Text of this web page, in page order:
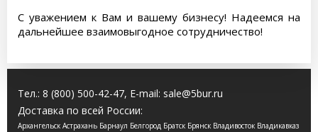
С уважением к Вам и вашему бизнесу! Надеемся на
дальнейшее взаимовыгодное сотрудничество!
Тел.: 8 (800) 500-42-47, E-mail: sale@5bur.ru
Доставка по всей России:
Архангельск Астрахань Барнаул Белгород Братск Брянск Владивосток Владикавказ